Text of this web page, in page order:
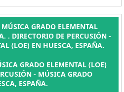
GRADO ELEMENTAL
. DIRECTORIO DE PERCUSIÓN -
(LOE) EN HUESCA, ESPAÑA.
GRADO ELEMENTAL (LOE)
- MÚSICA GRADO
ESPAÑA.